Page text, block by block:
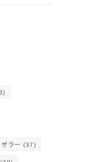
ザラー (37)